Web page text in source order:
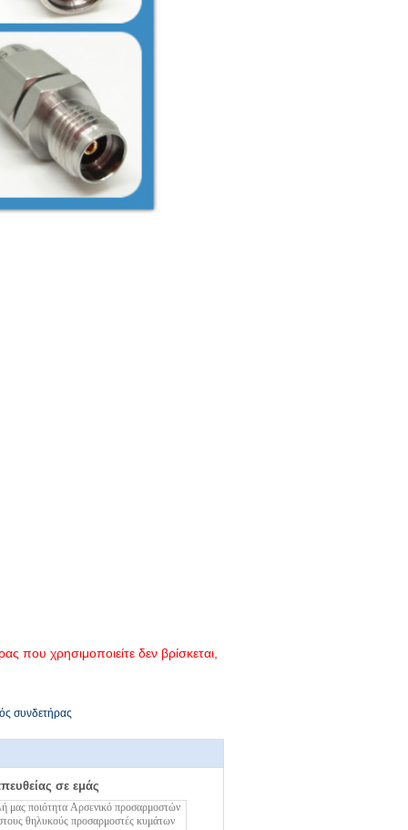
που χρησιμοποιείτε δεν βρίσκεται,
συνδετήρας
σε εμάς